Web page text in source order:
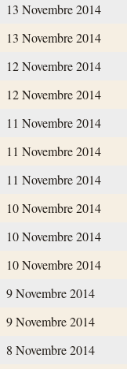
13 Novembre 2014
13 Novembre 2014
12 Novembre 2014
12 Novembre 2014
11 Novembre 2014
11 Novembre 2014
11 Novembre 2014
10 Novembre 2014
10 Novembre 2014
10 Novembre 2014
9 Novembre 2014
9 Novembre 2014
8 Novembre 2014